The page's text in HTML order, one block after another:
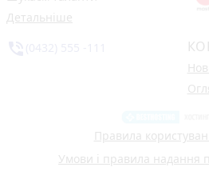
Детальніше
Правила
Умови і правила надання